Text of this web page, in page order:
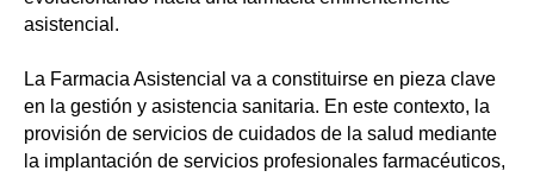
asistencial.
La Farmacia Asistencial va a constituirse en pieza clave
en la gestión y asistencia sanitaria. En este contexto, la
provisión de servicios de cuidados de la salud mediante
la implantación de servicios profesionales farmacéuticos,